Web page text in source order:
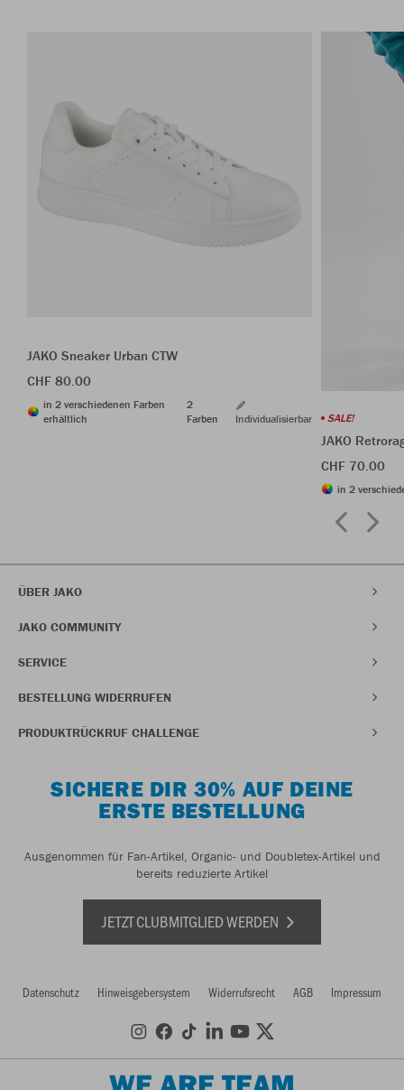
JAKO Sneaker Urban CTW
CHF 80.00
in 2 verschiedenen Farben
erhältlich
2
Farben
Individualisierbar SALE!
JAKO
CHF 70.00
in 2
ÜBER JAKO
JAKO COMMUNITY
SERVICE
BESTELLUNG WIDERRUFEN
PRODUKTRÜCKRUF CHALLENGE
SICHERE DIR 30% AUF DEINE
ERSTE BESTELLUNG
Ausgenommen für Fan-Artikel, Organic- und Doubletex-Artikel und
bereits reduzierte Artikel
JETZT CLUBMITGLIED WERDEN
Datenschutz Hinweisgebersystem Widerrufsrecht AGB Impressum